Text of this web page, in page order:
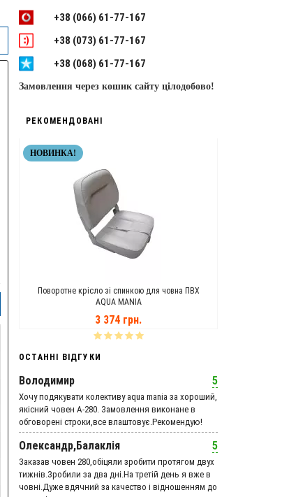
+38 (066) 61-77-167
+38 (073) 61-77-167
+38 (068) 61-77-167
Замовлення через кошик сайту цілодобово!
РЕКОМЕНДОВАНІ
НОВИНКА!
Поворотне крісло зі спинкою для човна ПВХ
AQUA MANIA
3 374 грн.
ОСТАННІ ВІДГУКИ
Володимир 5
Хочу подякувати колективу aqua mania за хороший,
якісний човен А-280. Замовлення виконане в
обговорені строки,все влаштовує.Рекомендую!
Олександр,Балаклія 5
Заказав човен 280,обіцяли зробити протягом двух
тижнів.Зробили за два дні.На третій день я вже в
човні.Дуже вдячний за качество і відношенням до